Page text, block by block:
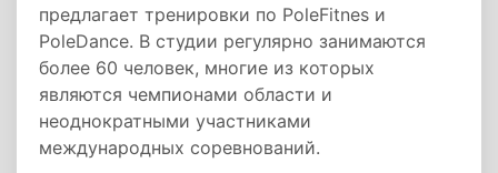
предлагает тренировки по PoleFitnes и
PoleDance. В студии регулярно занимаются
более 60 человек, многие из которых
являются чемпионами области и
неоднократными участниками
международных соревнований.